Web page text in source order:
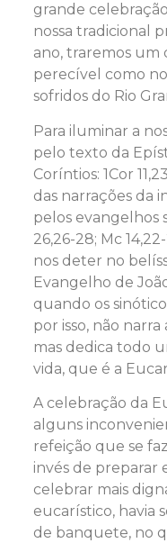
grande
nossa tradicional
ano, traremos um
perecível como
sofridos do Rio
Para iluminar a
pelo texto da
Coríntios: 1Cor
das narrações da
pelos evangelhos
26,26-28; Mc
nos deter no
Evangelho de
quando os
por isso, não
mas dedica todo
vida, que é a
A celebração da
alguns
refeição que se
invés de preparar
celebrar mais
eucarístico, havia
de banquete, no